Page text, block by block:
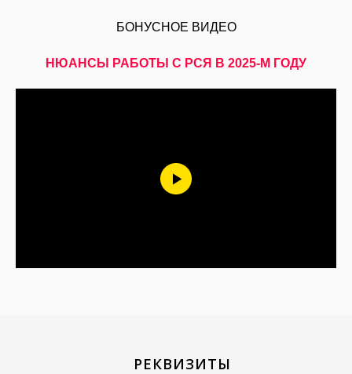
БОНУСНОЕ ВИДЕО
НЮАНСЫ РАБОТЫ С РСЯ В 2025-М ГОДУ
РЕКВИЗИТЫ